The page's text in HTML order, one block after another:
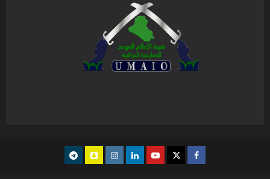
facebook
Twitter
youtube
Linkedin
instagram
snapchat
Telegram